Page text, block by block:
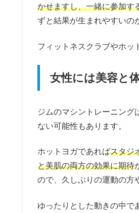
かせますし、一緒に参加す
ずと結果が生まれやすいの
フィットネスクラブやホッ
女性には美容と
ジムのマシントレーニング
ない可能性もあります。
ホットヨガであればスタジ
と美肌の両方の効果に期待
ので、久しぶりの運動の方
ゆったりとした動きの中で